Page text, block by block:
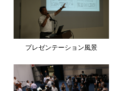
プレゼンテーション風景